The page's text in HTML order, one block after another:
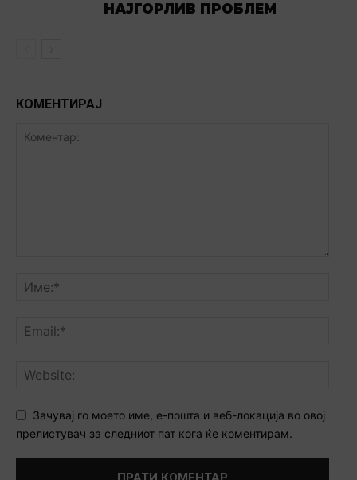
НАЈГОРЛИВ ПРОБЛЕМ
КОМЕНТИРАЈ
Зачувај го моето име, е-пошта и веб-локација во овој
прелистувач за следниот пат кога ќе коментирам.